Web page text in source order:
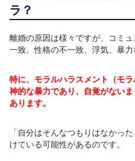
ラ？
離婚の原因は様々ですが、コミ
一致、性格の不一致、浮気、暴力
特に、モラルハラスメント（モ
神的な暴力であり、自覚がない
あります。
「自分はそんなつもりはなかっ
けている可能性があるのです。